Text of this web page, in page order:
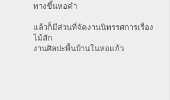
ทางขึ้นหอคำ
แล้วก็มีส่วนที่จัดงานนิทรรศการเรื่อง
ไม้สัก
งานศิลปะพื้นบ้านในหอแก้ว